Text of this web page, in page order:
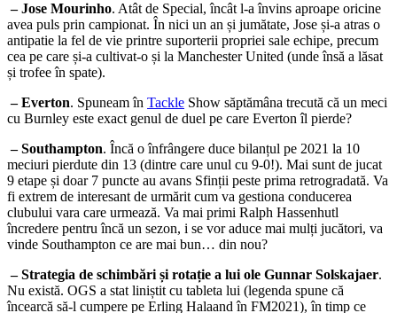
– Jose Mourinho. Atât de Special, încât l-a învins aproape oricine
avea puls prin campionat. În nici un an și jumătate, Jose și-a atras o
antipatie la fel de vie printre suporterii propriei sale echipe, precum
cea pe care și-a cultivat-o și la Manchester United (unde însă a lăsat
și trofee în spate).
– Everton. Spuneam în Tackle Show săptămâna trecută că un meci
cu Burnley este exact genul de duel pe care Everton îl pierde?
– Southampton. Încă o înfrângere duce bilanțul pe 2021 la 10
meciuri pierdute din 13 (dintre care unul cu 9-0!). Mai sunt de jucat
9 etape și doar 7 puncte au avans Sfinții peste prima retrogradată. Va
fi extrem de interesant de urmărit cum va gestiona conducerea
clubului vara care urmează. Va mai primi Ralph Hassenhutl
încredere pentru încă un sezon, i se vor aduce mai mulți jucători, va
vinde Southampton ce are mai bun… din nou?
– Strategia de schimbări și rotație a lui ole Gunnar Solskajaer.
Nu există. OGS a stat liniștit cu tableta lui (legenda spune că
încearcă să-l cumpere pe Erling Halaand în FM2021), în timp ce